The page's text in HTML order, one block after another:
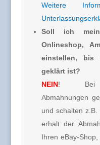
Weitere
Soll ich
Onlineshop,
einstellen, bis
geklärt ist?
NEIN! Bei
Abmahnungen
und schalten
erhalt der
Ihren eBay-